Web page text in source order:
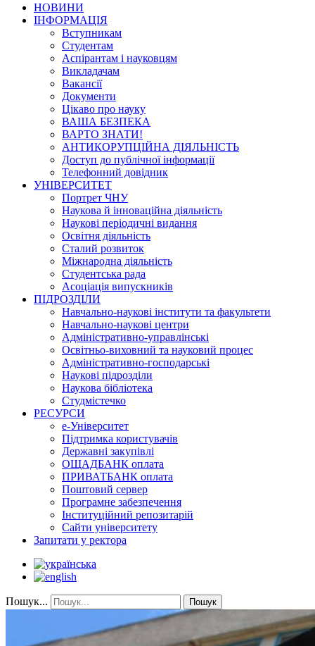
НОВИНИ
ІНФОРМАЦІЯ
Вступникам
Студентам
Аспірантам і науковцям
Викладачам
Вакансії
Документи
Цікаво про науку
ВАША БЕЗПЕКА
ВАРТО ЗНАТИ!
АНТИКОРУПЦІЙНА ДІЯЛЬНІСТЬ
Доступ до публічної інформації
Телефонний довідник
УНІВЕРСИТЕТ
Портрет ЧНУ
Наукова й інноваційна діяльність
Наукові періодичні видання
Освітня діяльність
Сталий розвиток
Міжнародна діяльність
Студентська рада
Асоціація випускників
ПІДРОЗДІЛИ
Навчально-наукові інститути та факультети
Навчально-наукові центри
Адміністративно-управлінські
Освітньо-виховний та науковий процес
Адміністративно-господарські
Наукові підрозділи
Наукова бібліотека
Студмістечко
РЕСУРСИ
е-Університет
Підтримка користувачів
Державні закупівлі
ОЩАДБАНК оплата
ПРИВАТБАНК оплата
Поштовий сервер
Програмне забезпечення
Інституційний репозитарій
Сайти університету
Запитати у ректора
Пошук... Пошук